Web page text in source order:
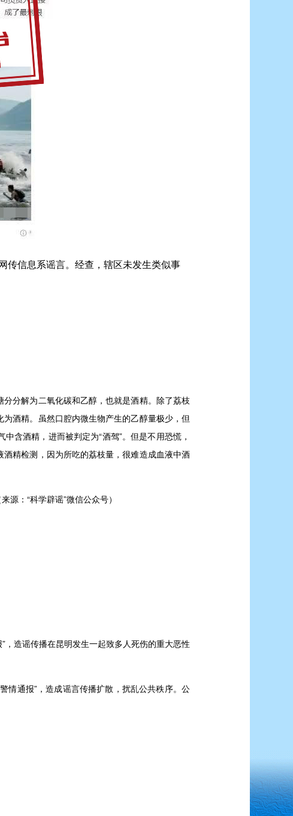
传信息系谣言。经查，辖区未发生类似事
分解为二氧化碳和乙醇，也就是酒精。除了荔枝
酒精。虽然口腔内微生物产生的乙醇量极少，但
含酒精，进而被判定为“酒驾”。但是不用恐慌，
精检测，因为所吃的荔枝量，很难造成血液中酒
：“科学辟谣”微信公众号）
造谣传播在昆明发生一起致多人死伤的重大恶性
通报”，造成谣言传播扩散，扰乱公共秩序。公